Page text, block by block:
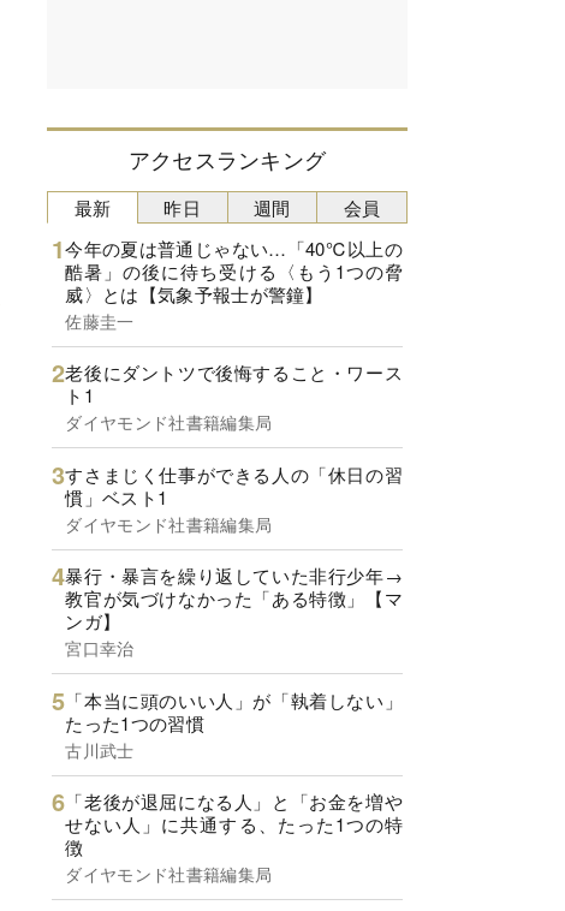
アクセスランキング
最新
今年の夏は普通じゃない…「40℃以上の
酷暑」の後に待ち受ける〈もう1つの脅
威〉とは【気象予報士が警鐘】
佐藤圭一
老後にダントツで後悔すること・ワース
ト1
ダイヤモンド社書籍編集局
すさまじく仕事ができる人の「休日の習
慣」ベスト1
ダイヤモンド社書籍編集局
暴行・暴言を繰り返していた非行少年→
教官が気づけなかった「ある特徴」【マ
ンガ】
宮口幸治
「本当に頭のいい人」が「執着しない」
たった1つの習慣
古川武士
「老後が退屈になる人」と「お金を増や
せない人」に共通する、たった1つの特
徴
ダイヤモンド社書籍編集局
昨日 週間 会員